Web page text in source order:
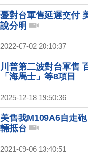
憂對台軍售延遲交付
說分明
2022-07-02 20:10:37
川普第二波對台軍售
「海馬士」等8項目
2025-12-18 19:50:36
美售我M109A6自走
輛抵台
2021-09-06 13:40:51